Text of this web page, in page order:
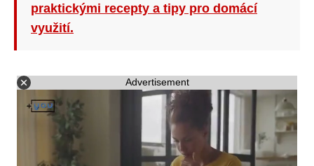
praktickými recepty a tipy pro domácí
využití.
Advertisement